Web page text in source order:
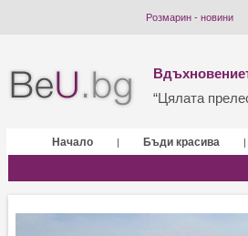
Розмарин - новини
“Цялата
Начало | Бъди красива |